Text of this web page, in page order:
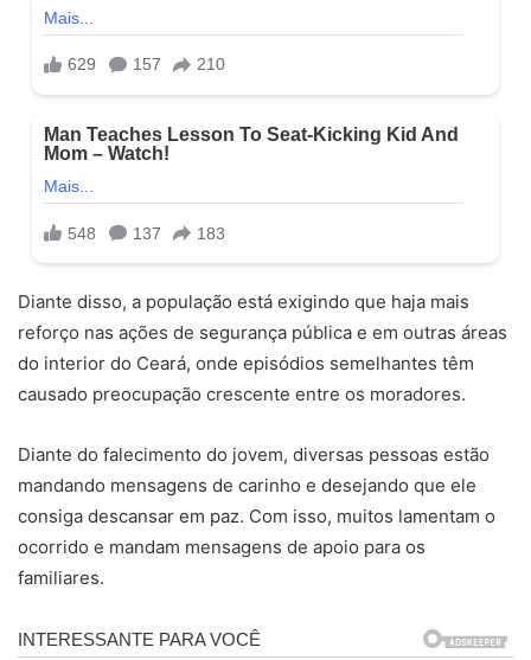
Diante disso, a população está exigindo que haja mais
reforço nas ações de segurança pública e em outras áreas
do interior do Ceará, onde episódios semelhantes têm
causado preocupação crescente entre os moradores.
Diante do falecimento do jovem, diversas pessoas estão
mandando mensagens de carinho e desejando que ele
consiga descansar em paz. Com isso, muitos lamentam o
ocorrido e mandam mensagens de apoio para os
familiares.